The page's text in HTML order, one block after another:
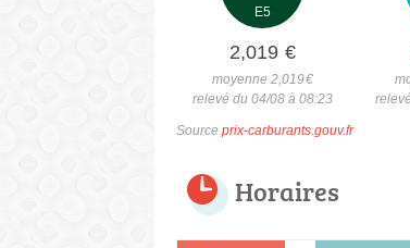
E5
2,019 €
moyenne 2,019€
relevé du 04/08 à 08:23
Source prix-carburants.gouv.fr
Horaires